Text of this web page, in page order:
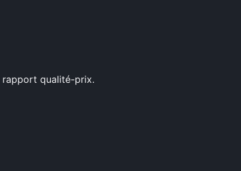
rapport qualité-prix.